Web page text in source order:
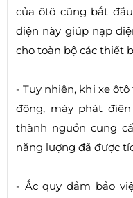
của ôtô cũng bắt
điện này giúp nạp
cho toàn bộ các thiết
- Tuy nhiên, khi xe
động, máy phát
thành nguồn cung
năng lượng đã được
- Ắc quy đảm bảo